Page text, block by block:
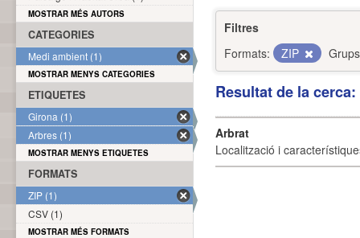
Filtres
Formats:
ZIP
Resultat de la
Arbrat
Localització i
MOSTRAR MÉS AUTORS
CATEGORIES
Medi ambient (1)
MOSTRAR MENYS CATEGORIES
ETIQUETES
Girona (1)
Arbres (1)
MOSTRAR MENYS ETIQUETES
FORMATS
ZIP (1)
CSV (1)
MOSTRAR MÉS FORMATS